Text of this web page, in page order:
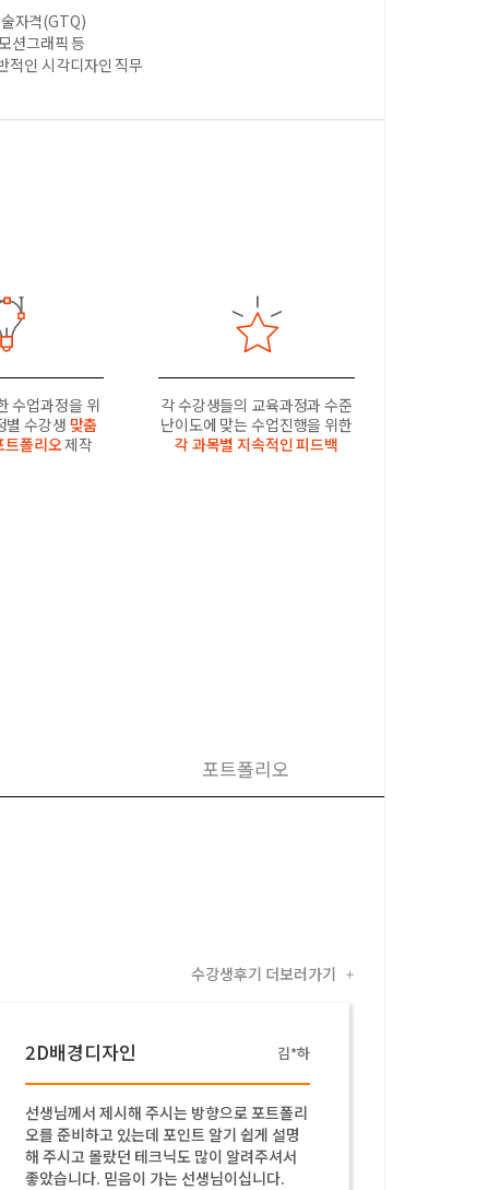
자격(GTQ)
션그래픽 등
적인 시각디자인 직무
수업과정을 위
별 수강생 맞춤
트폴리오제작
각 수강생들의 교육과정과 수준
난이도에 맞는 수업진행을 위한
각 과목별 지속적인 피드백
포트폴리오
수강생후기 더보러가기
+
2D배경디자인 김*하
선생님께서 제시해 주시는 방향으로 포트폴리
오를 준비하고 있는데 포인트 알기 쉽게 설명
해 주시고 몰랐던 테크닉도 많이 알려주셔서
좋았습니다. 믿음이 가는 선생님이십니다.